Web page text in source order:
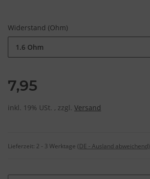
Widerstand (Ohm)
1.6 Ohm
7,95
inkl. 19% USt. , zzgl. Versand
Lieferzeit: 2 - 3 Werktage (DE - Ausland abweichend)